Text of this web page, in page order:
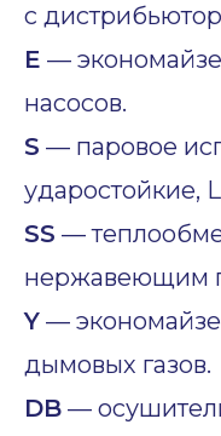
с
E —
насосов.
S — паровое
ударостойкие,
SS —
нержавеющим
Y —
дымовых газов.
DB —